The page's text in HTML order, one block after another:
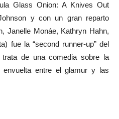
Glass Onion: A Knives Out
y con un gran reparto
Janelle Monáe, Kathryn Hahn,
fue la “second runner-up” del
trata de una comedia sobre la
envuelta entre el glamur y las